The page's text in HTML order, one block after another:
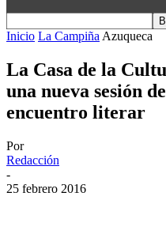
Inicio La Campiña Azuqueca
La Casa de la
una nueva sesión
encuentro literar
Por
Redacción
-
25 febrero 2016